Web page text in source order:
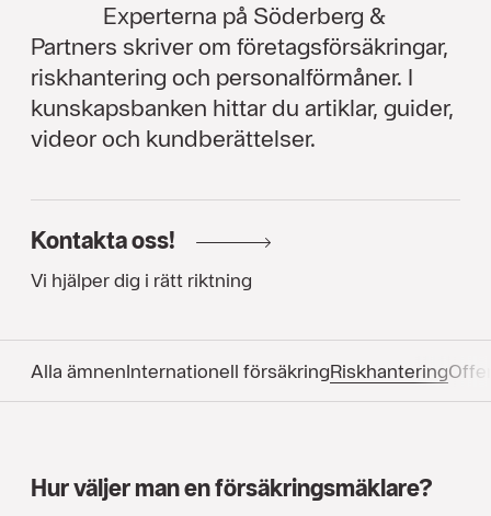
Experterna på Söderberg &
Partners skriver om företagsförsäkringar,
riskhantering och personalförmåner. I
kunskapsbanken hittar du artiklar, guider,
videor och kundberättelser.
Kontakta oss!
Vi hjälper dig i rätt riktning
Alla ämnenInternationell försäkringRiskhantering
Hur väljer man en försäkringsmäklare?